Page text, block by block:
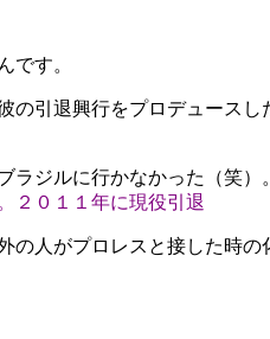
です。
引退興行をプロデュース
ジルに行かなかった（笑
２０１１年に現役引退
人がプロレスと接した時